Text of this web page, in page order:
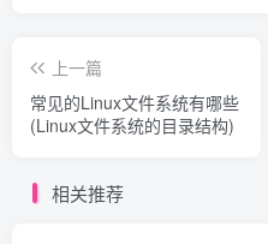
上一篇
常见的Linux文件系统有哪些
(Linux文件系统的目录结构)
相关推荐